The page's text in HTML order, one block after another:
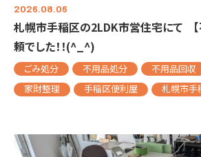
2026.08.06
札幌市手稲区の2LDK市営住宅にて 【
頼でした！！(^_^)
ごみ処分 不用品処分 不用品回収
家財整理
手稲区便利屋 札幌市手